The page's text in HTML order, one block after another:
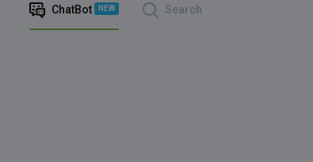
ChatBot NEW Search